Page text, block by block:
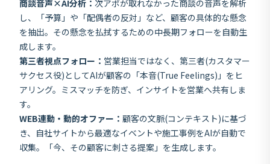
商談音声×AI分析： 次アポが取れなかった商談の音声を解析
し、「予算」や「配偶者の反対」など、顧客の具体的な懸念
を抽出。その懸念を払拭するための中長期フォローを自動生
成します。
第三者視点フォロー： 営業担当ではなく、第三者(カスタマー
サクセス役)としてAIが顧客の「本音(True Feelings)」をヒ
アリング。ミスマッチを防ぎ、インサイトを営業へ共有しま
す。
WEB連動・動的オファー： 顧客の文脈(コンテキスト)に基づ
き、自社サイトから最適なイベントや施工事例をAIが自動で
収集。「今、その顧客に刺さる提案」を生成します。